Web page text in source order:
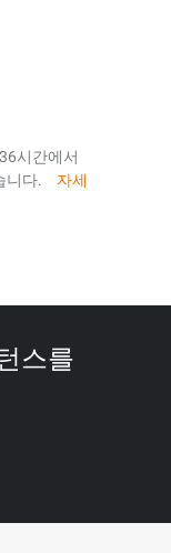
시간에서
니다.
자세
스를